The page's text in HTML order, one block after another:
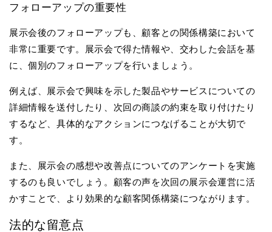
フォローアップの重要性
展示会後のフォローアップも、顧客との関係構築において
非常に重要です。展示会で得た情報や、交わした会話を基
に、個別のフォローアップを行いましょう。
例えば、展示会で興味を示した製品やサービスについての
詳細情報を送付したり、次回の商談の約束を取り付けたり
するなど、具体的なアクションにつなげることが大切で
す。
また、展示会の感想や改善点についてのアンケートを実施
するのも良いでしょう。顧客の声を次回の展示会運営に活
かすことで、より効果的な顧客関係構築につながります。
法的な留意点